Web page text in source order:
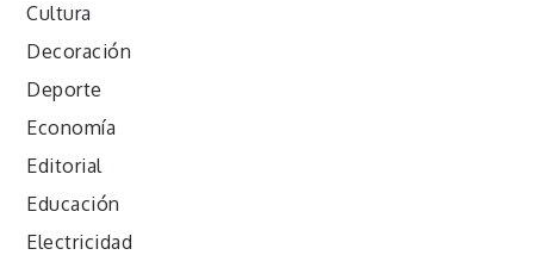
Cultura
Decoración
Deporte
Economía
Editorial
Educación
Electricidad